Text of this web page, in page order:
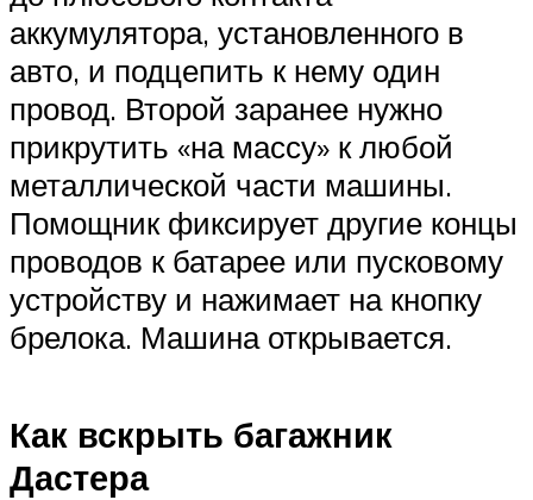
аккумулятора, установленного в
авто, и подцепить к нему один
провод. Второй заранее нужно
прикрутить «на массу» к любой
металлической части машины.
Помощник фиксирует другие концы
проводов к батарее или пусковому
устройству и нажимает на кнопку
брелока. Машина открывается.
Как вскрыть багажник
Дастера